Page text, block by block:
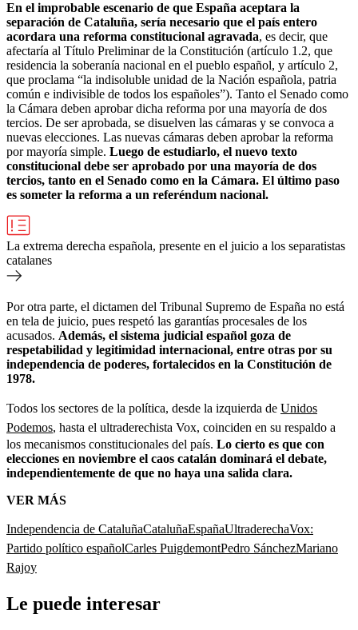
En el improbable escenario de que España aceptara la
separación de Cataluña, sería necesario que el país entero
acordara una reforma constitucional agravada, es decir, que
afectaría al Título Preliminar de la Constitución (artículo 1.2, que
residencia la soberanía nacional en el pueblo español, y artículo 2,
que proclama “la indisoluble unidad de la Nación española, patria
común e indivisible de todos los españoles”). Tanto el Senado como
la Cámara deben aprobar dicha reforma por una mayoría de dos
tercios. De ser aprobada, se disuelven las cámaras y se convoca a
nuevas elecciones. Las nuevas cámaras deben aprobar la reforma
por mayoría simple. Luego de estudiarlo, el nuevo texto
constitucional debe ser aprobado por una mayoría de dos
tercios, tanto en el Senado como en la Cámara. El último paso
es someter la reforma a un referéndum nacional.
La extrema derecha española, presente en el juicio a los separatistas
catalanes
Por otra parte, el dictamen del Tribunal Supremo de España no está
en tela de juicio, pues respetó las garantías procesales de los
acusados. Además, el sistema judicial español goza de
respetabilidad y legitimidad internacional, entre otras por su
independencia de poderes, fortalecidos en la Constitución de
1978.
Todos los sectores de la política, desde la izquierda de Unidos
Podemos, hasta el ultraderechista Vox, coinciden en su respaldo a
los mecanismos constitucionales del país. Lo cierto es que con
elecciones en noviembre el caos catalán dominará el debate,
independientemente de que no haya una salida clara.
VER MÁS
Independencia de CataluñaCataluñaEspañaUltraderechaVox:
Partido político españolCarles PuigdemontPedro SánchezMariano
Rajoy
Le puede interesar